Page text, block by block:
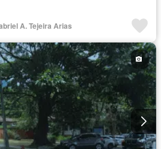
A. Tejeira Arias